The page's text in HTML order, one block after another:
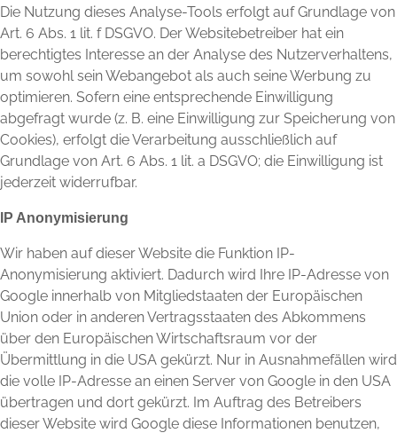
Die Nutzung dieses Analyse-Tools erfolgt auf Grundlage von
Art. 6 Abs. 1 lit. f DSGVO. Der Websitebetreiber hat ein
berechtigtes Interesse an der Analyse des Nutzerverhaltens,
um sowohl sein Webangebot als auch seine Werbung zu
optimieren. Sofern eine entsprechende Einwilligung
abgefragt wurde (z. B. eine Einwilligung zur Speicherung von
Cookies), erfolgt die Verarbeitung ausschließlich auf
Grundlage von Art. 6 Abs. 1 lit. a DSGVO; die Einwilligung ist
jederzeit widerrufbar.
IP Anonymisierung
Wir haben auf dieser Website die Funktion IP-
Anonymisierung aktiviert. Dadurch wird Ihre IP-Adresse von
Google innerhalb von Mitgliedstaaten der Europäischen
Union oder in anderen Vertragsstaaten des Abkommens
über den Europäischen Wirtschaftsraum vor der
Übermittlung in die USA gekürzt. Nur in Ausnahmefällen wird
die volle IP-Adresse an einen Server von Google in den USA
übertragen und dort gekürzt. Im Auftrag des Betreibers
dieser Website wird Google diese Informationen benutzen,